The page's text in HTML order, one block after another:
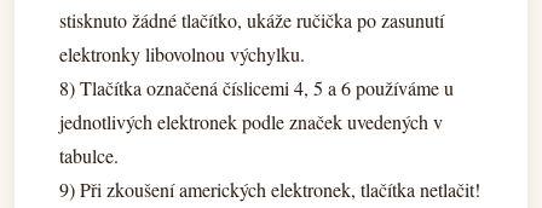
stisknuto žádné tlačítko, ukáže ručička po zasunutí
elektronky libovolnou výchylku.
8) Tlačítka označená číslicemi 4, 5 a 6 používáme u
jednotlivých elektronek podle značek uvedených v
tabulce.
9) Při zkoušení amerických elektronek, tlačítka netlačit!